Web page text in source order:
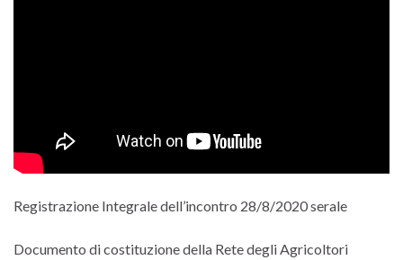
Registrazione Integrale dell’incontro 28/8/2020 serale
Documento di costituzione della Rete degli Agricoltori